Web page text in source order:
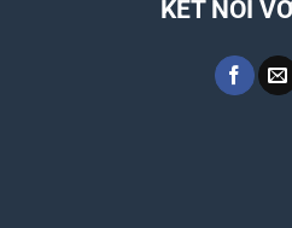
KẾT NỐI